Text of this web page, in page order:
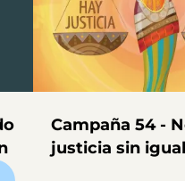
Campaña 54 -
justicia sin